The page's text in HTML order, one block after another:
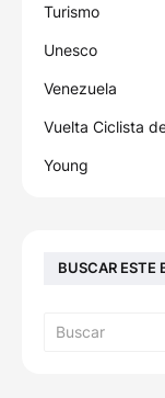
Turismo
Unesco
Venezuela
Vuelta Ciclista
Young
BUSCAR ESTE